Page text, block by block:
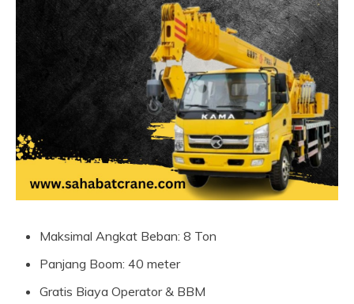
Maksimal Angkat Beban: 8 Ton
Panjang Boom: 40 meter
Gratis Biaya Operator & BBM